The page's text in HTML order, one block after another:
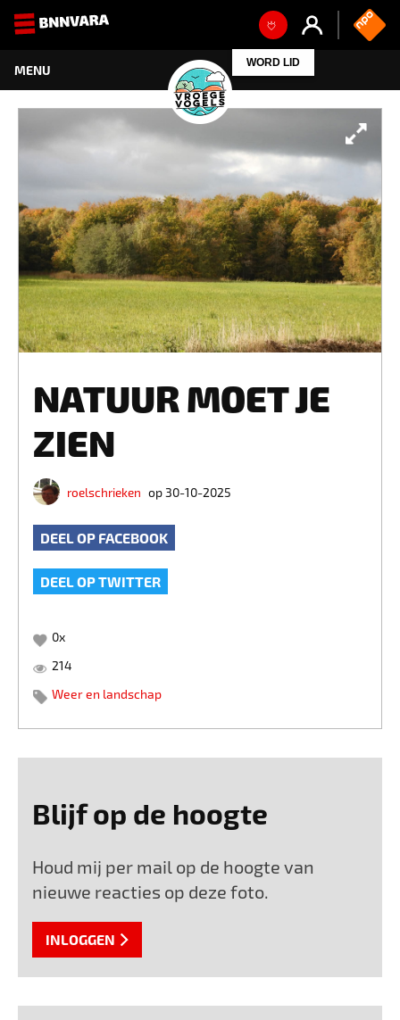
WORD LID
NATUUR MOET JE
ZIEN
roelschrieken op 30-10-2025
DEEL OP FACEBOOK
DEEL OP TWITTER
0x
214
Weer en landschap
Blijf op de hoogte
Houd mij per mail op de hoogte van
nieuwe reacties op deze foto.
INLOGGEN